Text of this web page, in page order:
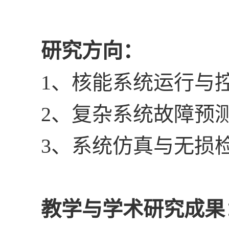
研究方向：
1、核能系统运行与
2、复杂系统故障预
3、系统仿真与无损
教学与学术研究成